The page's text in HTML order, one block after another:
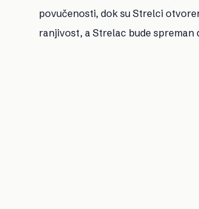
povučenosti, dok su Strelci
ranjivost, a Strelac bude spreman